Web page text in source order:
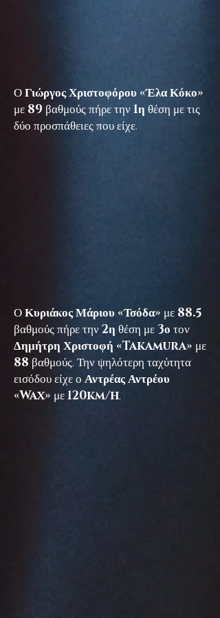
ΟΓιώργος Χριστοφόρου «Έλα Κόκο»
με 89 βαθμούς πήρε την1η θέση με τις
δύο προσπάθειες που είχε.
ΟΚυριάκος Μάριου «Τσόδα» με 88.5
βαθμούς πήρε την2η θέση με 3ο τον
Δημήτρη Χριστοφή «Takamura» με
88 βαθμούς. Την ψηλότερη ταχύτητα
εισόδου είχε ο Αντρέας Αντρέου
«Wax» με120km/h.